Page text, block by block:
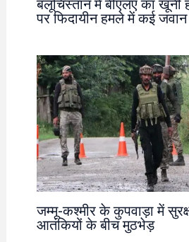
बलूचिस्तान में बीएलए का खूनी
पर फिदायीन हमले में कई
जम्मू-कश्मीर के कुपवाड़ा में
आतंकियों के बीच मुठभेड़